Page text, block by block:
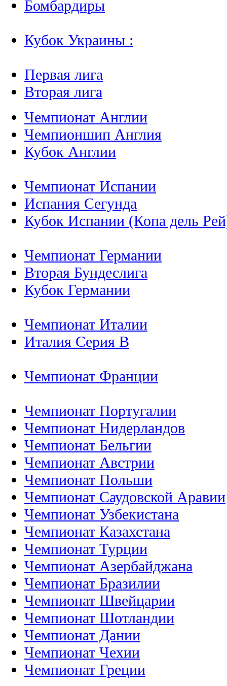
Бомбардиры
Кубок Украины :
Первая лига
Вторая лига
Чемпионат Англии
Чемпионшип Англия
Кубок Англии
Чемпионат Испании
Испания Сегунда
Кубок Испании (Копа дель
Чемпионат Германии
Вторая Бундеслига
Кубок Германии
Чемпионат Италии
Италия Серия B
Чемпионат Франции
Чемпионат Португалии
Чемпионат Нидерландов
Чемпионат Бельгии
Чемпионат Австрии
Чемпионат Польши
Чемпионат Саудовской Аравии
Чемпионат Узбекистана
Чемпионат Казахстана
Чемпионат Турции
Чемпионат Азербайджана
Чемпионат Бразилии
Чемпионат Швейцарии
Чемпионат Шотландии
Чемпионат Дании
Чемпионат Чехии
Чемпионат Греции